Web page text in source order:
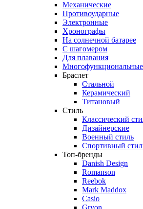
Механические
Противоударные
Электронные
Хронографы
На солнечной батарее
С шагомером
Для плавания
Многофункциональные
Браслет
Стальной
Керамический
Титановый
Стиль
Классический
Дизайнерские
Военный стиль
Спортивный
Топ-бренды
Danish Design
Romanson
Reebok
Mark Maddox
Casio
Gryon